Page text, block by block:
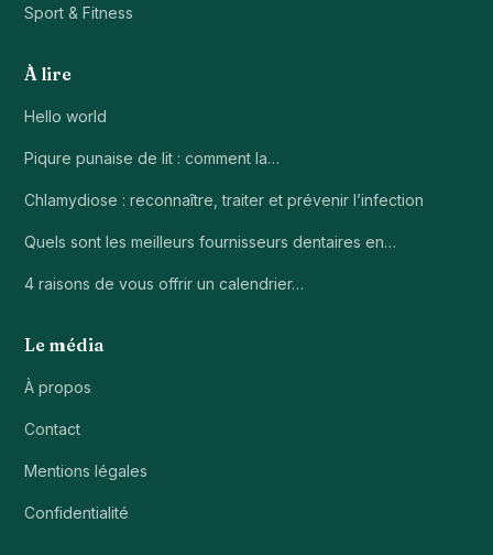
Sport & Fitness
À lire
Hello world
Piqure punaise de lit : comment la…
Chlamydiose : reconnaître, traiter et prévenir l’infection
Quels sont les meilleurs fournisseurs dentaires en…
4 raisons de vous offrir un calendrier…
Le média
À propos
Contact
Mentions légales
Confidentialité